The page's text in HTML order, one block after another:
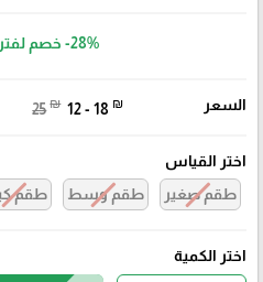
-28% خصم
السعر 25 ₪ 12 - 18 ₪
اختر القياس
طقم صغير
طقم وسط طقم
اختر الكمية